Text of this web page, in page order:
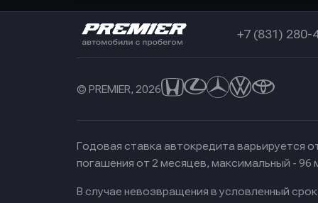
+7 (831) 280-
© PREMIER, 2026
Годовая ставка автокредита варьируется
погашения от 2 месяцев, максимальный - 96
В случае невозвращения в условленный